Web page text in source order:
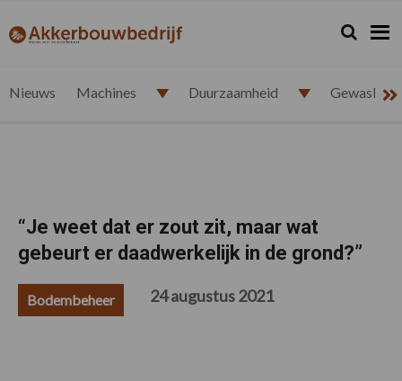
de
de
de
de
akkerbouwbedrijf.nl Zoeken...
Zoek
Nieuws Machines Duurzaamheid
“Je weet dat er zout zit, maar wat
gebeurt er daadwerkelijk in de grond?”
Bodembeheer 24 augustus 2021